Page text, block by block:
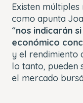
Existen
como apunta
“nos indicarán
económico
y el rendimiento
lo tanto, pueden
el mercado